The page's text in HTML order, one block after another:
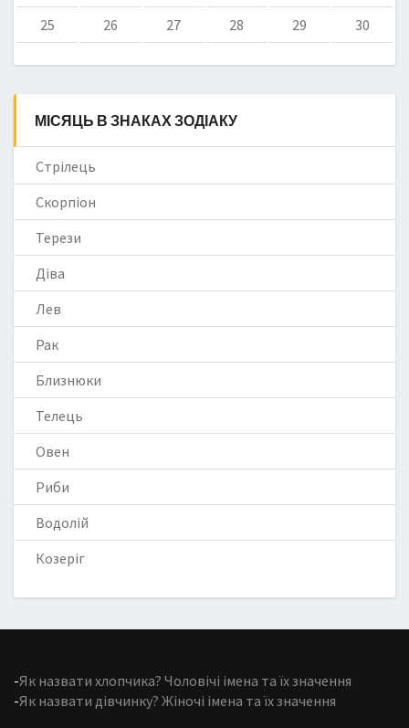
25
26 27 28 29 30
МІСЯЦЬ В ЗНАКАХ ЗОДІАКУ
Стрілець
Скорпіон
Терези
Діва
Лев
Рак
Близнюки
Телець
Овен
Риби
Водолій
Козеріг
-Як назвати хлопчика? Чоловічі імена та їх значення
-Як назвати дівчинку? Жіночі імена та їх значення